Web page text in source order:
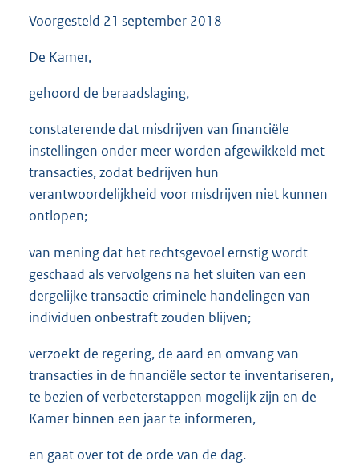
b
Voorgesteld 21 september 2018
De Kamer,
gehoord de beraadslaging,
constaterende dat misdrijven van financiële
instellingen onder meer worden afgewikkeld met
transacties, zodat bedrijven hun
verantwoordelijkheid voor misdrijven niet kunnen
ontlopen;
van mening dat het rechtsgevoel ernstig wordt
geschaad als vervolgens na het sluiten van een
dergelijke transactie criminele handelingen van
individuen onbestraft zouden blijven;
verzoekt de regering, de aard en omvang van
transacties in de financiële sector te inventariseren,
te bezien of verbeterstappen mogelijk zijn en de
Kamer binnen een jaar te informeren,
en gaat over tot de orde van de dag.